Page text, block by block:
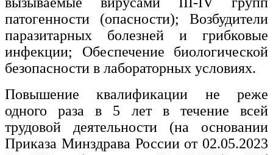
патогенности (опасности); Возбудители
паразитарных болезней и грибковые
инфекции; Обеспечение биологической
безопасности в лабораторных условиях.
Повышение квалификации не реже
одного раза в 5 лет в течение всей
трудовой деятельности (на основании
Приказа Минздрава России от 02.05.2023